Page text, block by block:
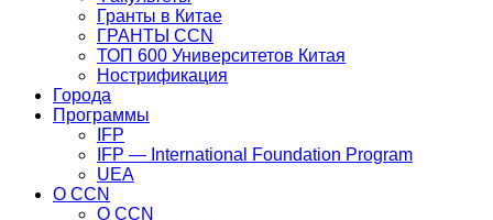
Гранты в Китае
ГРАНТЫ ССN
ТОП 600 Университетов Китая
Нострификация
Города
Программы
IFP
IFP — International Foundation Program
UEA
О CCN
О CCN